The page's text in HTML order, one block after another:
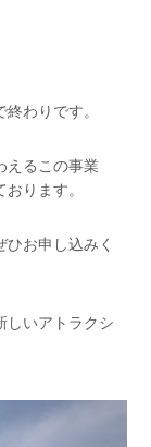
わりです。
えるこの事業
ります。
お申し込みく
しいアトラクシ